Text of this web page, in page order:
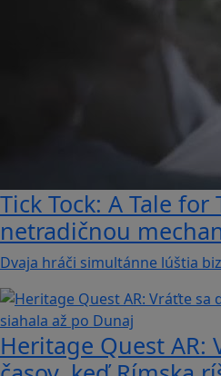
Tick Tock: A Tale for
netradičnou
Dvaja hráči simultánne lúštia
Heritage Quest AR: